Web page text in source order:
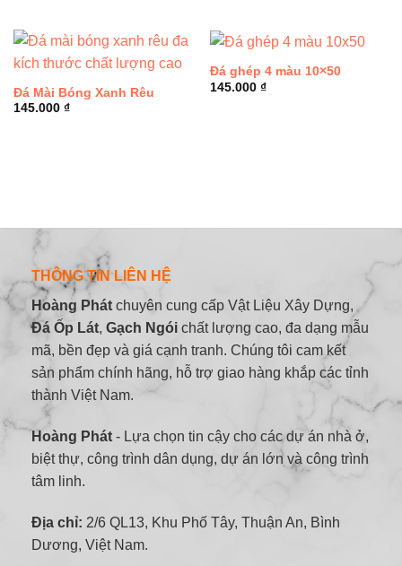
Đá Mài Bóng Xanh Rêu
145.000 ₫
Đá ghép 4 màu 10×50
145.000 ₫
THÔNG TIN LIÊN HỆ
Hoàng Phát chuyên cung cấp Vật Liệu Xây Dựng,
Đá Ốp Lát, Gạch Ngói chất lượng cao, đa dạng mẫu
mã, bền đẹp và giá cạnh tranh. Chúng tôi cam kết
sản phẩm chính hãng, hỗ trợ giao hàng khắp các tỉnh
thành Việt Nam.
Hoàng Phát - Lựa chọn tin cậy cho các dự án nhà ở,
biệt thự, công trình dân dụng, dự án lớn và công trình
tâm linh.
Địa chỉ: 2/6 QL13, Khu Phố Tây, Thuận An, Bình
Dương, Việt Nam.